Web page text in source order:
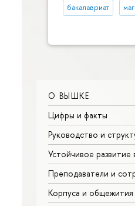
бакалавриат
О ВЫШКЕ
Цифры и факты
Руководство и
Устойчивое
Преподаватели и
Корпуса и общежития